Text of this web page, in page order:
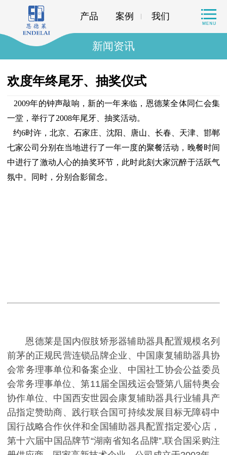
产品 案例 我们
新闻资讯
欢度年终尾牙、抽奖仪式
2009年的钟声敲响，新的一年来临，恩德莱全体同仁会集
一堂，举行了2008年尾牙、抽奖活动。
约6时许，北京、石家庄、沈阳、唐山、长春、天津、邯郸
七家公司分别在当地进行了一年一度的聚餐活动，晚餐时间
中进行了激动人心的抽奖环节，此时此刻大家沉醉于活跃气
氛中。同时，分别合影留念。
恩德莱是国内假肢矫形器辅助器具配置规模名列
前茅的正规民营连锁品牌企业、中国康复辅助器具协
会常务理事单位和备案企业、中国社工协会公益委员
会常务理事单位、第11届全国残运会暨第八届特奥会
协作单位、中国西安世园会康复辅助器具行业辅具产
品指定赞助商、践行联合国可持续发展目标无障碍中
国行战略合作伙伴和全国辅助器具配置指定爱心店，
第十六届中国品牌节“湖南省知名品牌”,联合国采购注